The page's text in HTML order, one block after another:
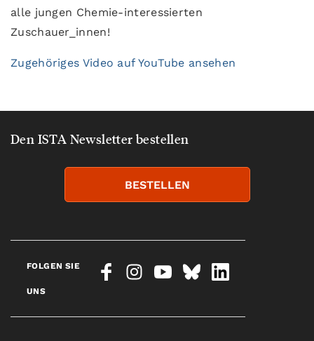
alle jungen Chemie-interessierten
Zuschauer_innen!
Zugehöriges Video auf YouTube ansehen
Den ISTA Newsletter bestellen
BESTELLEN
FOLGEN SIE
UNS